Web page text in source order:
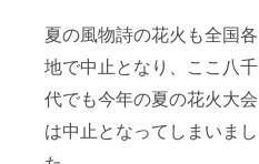
夏の風物詩の花火も全国各
地で中止となり、ここ八千
代でも今年の夏の花火大会
は中止となってしまいまし